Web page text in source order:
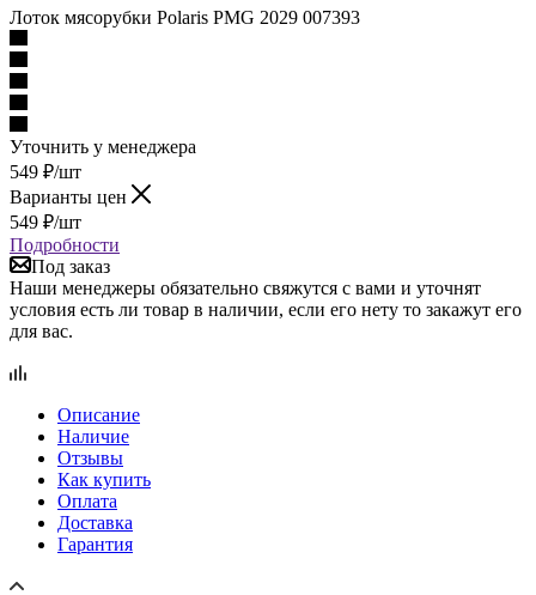
Лоток мясорубки Polaris PMG 2029 007393
Уточнить у менеджера
549 ₽/шт
Варианты цен
549 ₽/шт
Подробности
Под заказ
Наши менеджеры обязательно свяжутся с вами и уточнят
условия есть ли товар в наличии, если его нету то закажут его
для вас.
Описание
Наличие
Отзывы
Как купить
Оплата
Доставка
Гарантия